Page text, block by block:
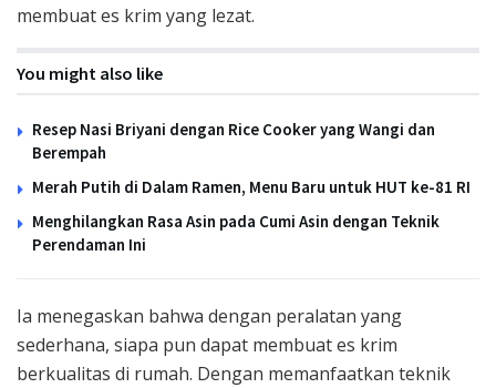
membuat es krim yang lezat.
You might also like
Resep Nasi Briyani dengan Rice Cooker yang Wangi dan
Berempah
Merah Putih di Dalam Ramen, Menu Baru untuk HUT ke-81 RI
Menghilangkan Rasa Asin pada Cumi Asin dengan Teknik
Perendaman Ini
Ia menegaskan bahwa dengan peralatan yang
sederhana, siapa pun dapat membuat es krim
berkualitas di rumah. Dengan memanfaatkan teknik